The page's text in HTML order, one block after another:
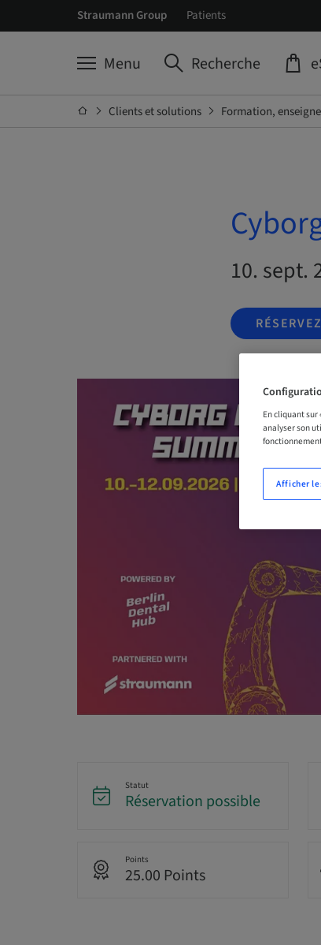
Straumann Group Patients
Menu Recherche
Clients et solutions Formation,
10. sept.
Statut
Réservation possible
Points
25.00 Points
En cliquant
analyser son
Afficher